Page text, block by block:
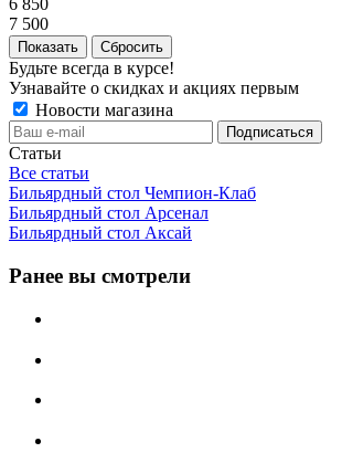
6 850
7 500
Сбросить
Будьте всегда в курсе!
Узнавайте о скидках и акциях первым
Новости магазина
Статьи
Все статьи
Бильярдный стол Чемпион-Клаб
Бильярдный стол Арсенал
Бильярдный стол Аксай
Ранее вы смотрели